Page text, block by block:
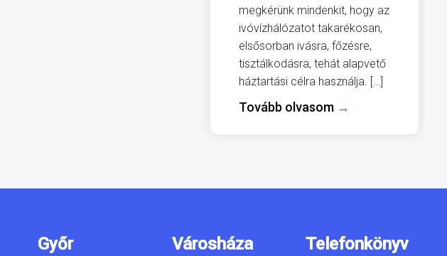
megkérünk mindenkit, hogy az
ivóvízhálózatot takarékosan,
elsősorban ivásra, főzésre,
tisztálkodásra, tehát alapvető
háztartási célra használja. […]
Tovább olvasom →
Győr Városháza Telefonkönyv